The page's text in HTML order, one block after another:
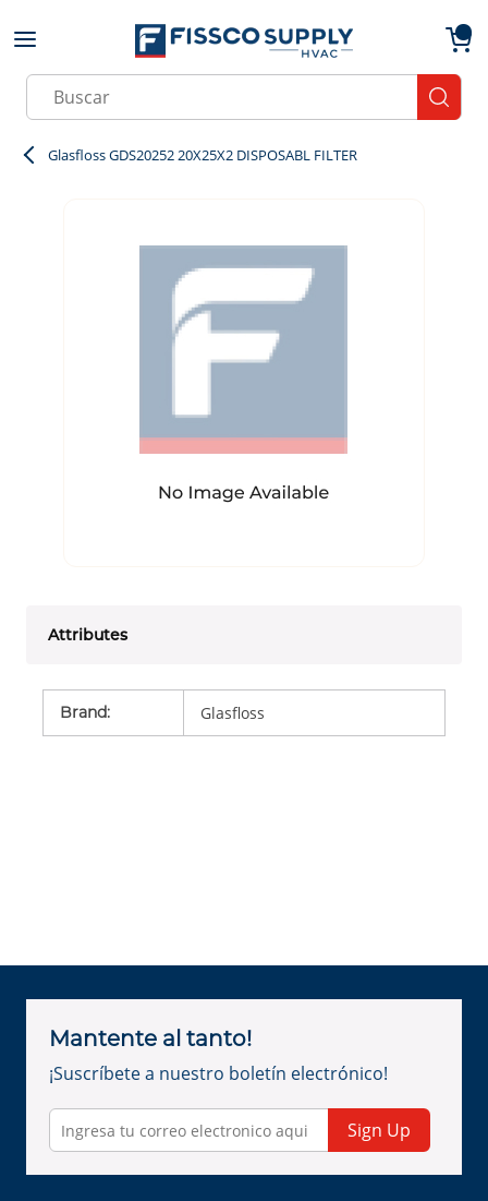
Skip to main content
Site Search
Glasfloss GDS20252 20X25X2 DISPOSABL FILTER
Attributes
Brand: Glasfloss
Mantente al tanto!
¡Suscríbete a nuestro boletín electrónico!
Sign Up